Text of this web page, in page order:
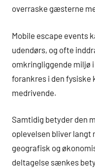
overraske gæsterne
Mobile escape events
udendørs, og ofte
omkringliggende miljø
forankres i den fysiske
medrivende.
Samtidig betyder den
oplevelsen bliver langt
geografisk og
deltagelse sænkes